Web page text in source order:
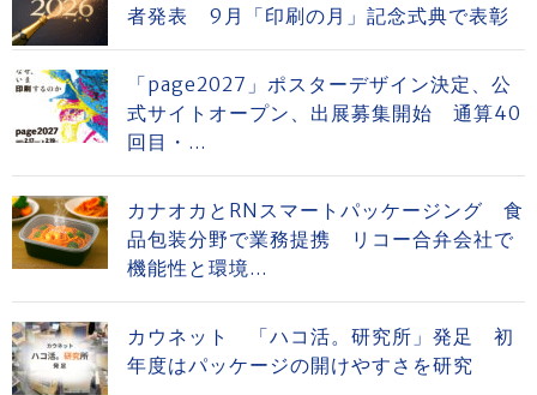
者発表 9月「印刷の月」記念式典で表彰
「page2027」ポスターデザイン決定、公
式サイトオープン、出展募集開始 通算40
回目・...
カナオカとRNスマートパッケージング 食
品包装分野で業務提携 リコー合弁会社で
機能性と環境...
カウネット 「ハコ活。研究所」発足 初
年度はパッケージの開けやすさを研究